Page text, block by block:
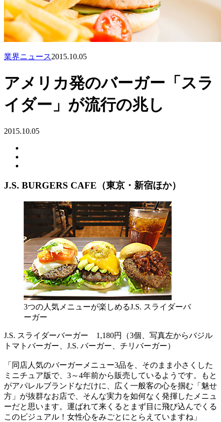
業界ニュース2015.10.05
アメリカ発のバーガー「スラ
イダー」が流行の兆し
2015.10.05
J.S. BURGERS CAFE（東京・新宿ほか）
3つの人気メニューが楽しめるJ.S. スライダーバ
ーガー
J.S. スライダーバーガー 1,180円（3個、写真左からバジル
トマトバーガー、J.S. バーガー、チリバーガー）
「同店人気のバーガーメニュー3品を、そのまま小さくした
ミニチュア版で、3～4年前から販売しているようです。もと
がアパレルブランドなだけに、広く一般客の心を掴む「魅せ
方」が抜群なお店で、そんな実力を如何なく発揮したメニュ
ーだと思います。運ばれて来くるとまず目に飛び込んでくる
このビジュアル！女性心をみごとにとらえていますね」